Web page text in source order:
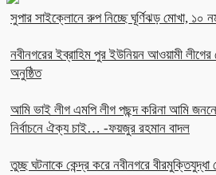
সুপার সাইক্লোনে রুপ নিচ্ছে ঘূর্ণিঝড় মোখা, ১০
নবীনগরের ইব্রাহিম পুর ইউনিয়ন আওয়ামী লীগের
অনুষ্ঠিত
আমি ভাই লীগ এমপি লীগ পছন্দ করিনা আমি
নির্বাচনে ঐক্য চাই… -ফয়জুর রহমান বাদল
তুচ্ছ ঘটনাকে কেন্দ্র করে নবীনগরে বীরমুক্তিযুদ্ধা